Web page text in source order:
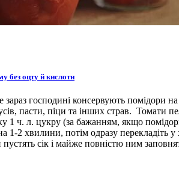
без оцту й кислоти
зараз господині консервують помідори
пасти, піци та інших страв. Томати
1 ч. л. цукру (за бажанням, якщо
1-2 хвилини, потім одразу
сік і майже повністю ним